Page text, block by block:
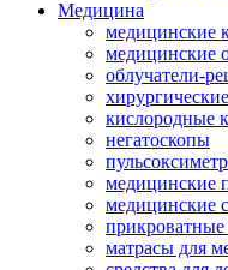
Медицина
медицинские
медицинские
облучатели-
кислородные
негатоскопы
медицинские
медицинские
прикроватные
матрасы для